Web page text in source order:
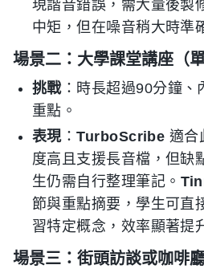
現諧音錯誤，需大量後製
中矩，但在噪音稍大時準
場景二：大學課堂講座（
挑戰：時長超過90分鐘、
重點。
表現：TurboScribe 適合
度高且支援長音檔，但缺
生仍需自行整理筆記。
節與重點摘要，學生可直
習特定概念，效率顯著提
場景三：街頭訪談或咖啡